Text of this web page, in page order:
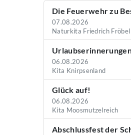
Die Feuerwehr zu
07.08.2026
Naturkita Friedrich Fröbel
06.08.2026
Kita Knirpsenland
Glück auf!
06.08.2026
Kita Moosmutzelreich
Abschlussfest der